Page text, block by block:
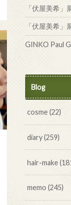
「伏屋美希」
「伏屋美希」
GINKO Paul
Blog
cosme(22)
diary(259)
hair-make
memo(245)